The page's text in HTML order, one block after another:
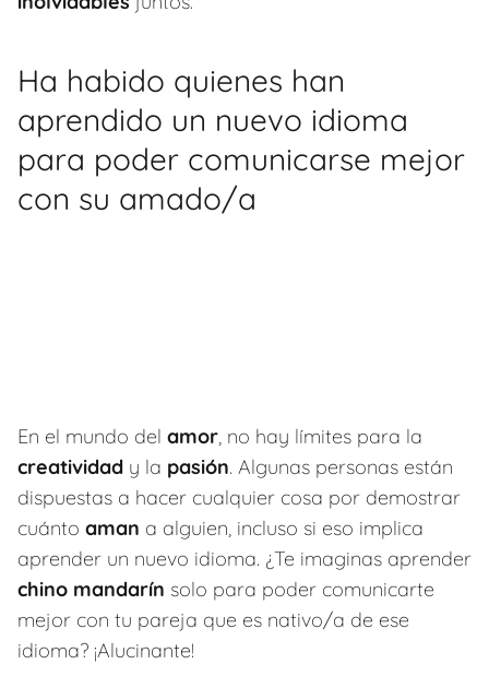
Ha habido quienes han
aprendido un nuevo idioma
para poder comunicarse mejor
con su amado/a
En el mundo del amor, no hay límites para la
creatividad y la pasión. Algunas personas están
dispuestas a hacer cualquier cosa por demostrar
cuánto aman a alguien, incluso si eso implica
aprender un nuevo idioma. ¿Te imaginas aprender
chino mandarín solo para poder comunicarte
mejor con tu pareja que es nativo/a de ese
idioma? ¡Alucinante!